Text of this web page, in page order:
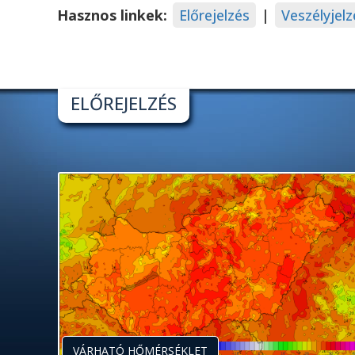
Hasznos linkek: Előrejelzés |
ELŐREJELZÉS
VÁRHATÓ HŐMÉRSÉKLET